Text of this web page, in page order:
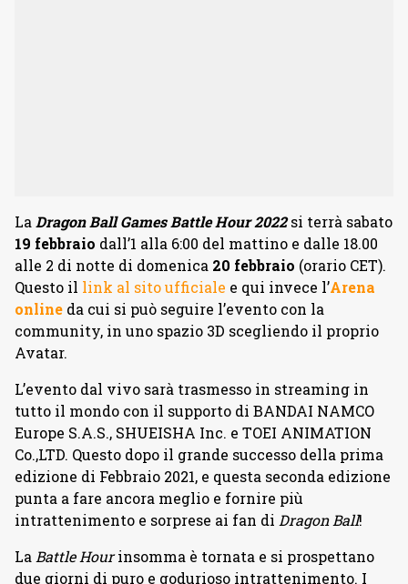
LaDragon Ball Games Battle Hour 2022si terrà sabato
19 febbraio dall’1 alla 6:00 del mattino e dalle 18.00
alle 2 di notte di domenica 20 febbraio (orario CET).
Questo il link al sito ufficiale e qui invece l’Arena
online da cui si può seguire l’evento con la
community, in uno spazio 3D scegliendo il proprio
Avatar.
L’evento dal vivo sarà trasmesso in streaming in
tutto il mondo con il supporto di BANDAI NAMCO
Europe S.A.S., SHUEISHA Inc. e TOEI ANIMATION
Co.,LTD. Questo dopo il grande successo della prima
edizione di Febbraio 2021, e questa seconda edizione
punta a fare ancora meglio e fornire più
intrattenimento e sorprese ai fan di Dragon Ball!
LaBattle Hourinsomma è tornata e si prospettano
due giorni di puro e godurioso intrattenimento. I